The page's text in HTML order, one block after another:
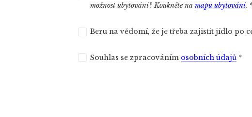
možnost ubytování? Koukněte na mapu ubytování.
Beru na vědomí, že je třeba zajistit jídlo po
Souhlas se zpracováním osobních údajů *